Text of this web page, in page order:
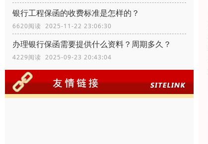
银行工程保函的收费标准是怎样的？
6620阅读 2025-11-22 23:06:30
办理银行保函需要提供什么资料？周期多久？
4229阅读 2025-09-23 20:43:04